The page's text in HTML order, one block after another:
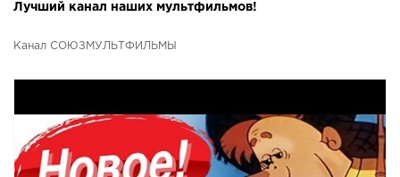
Лучший канал наших мультфильмов!
Канал СОЮЗМУЛЬТФИЛЬМЫ